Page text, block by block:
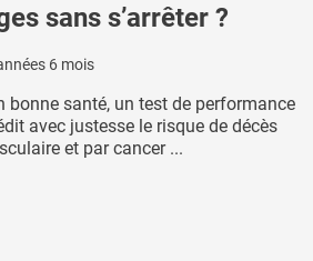
sans s’arrêter ?
6 mois
bonne santé, un test de performance
avec justesse le risque de décès
et par cancer ...